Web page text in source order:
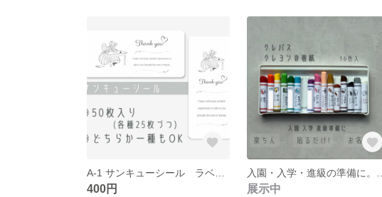
400円 展示中